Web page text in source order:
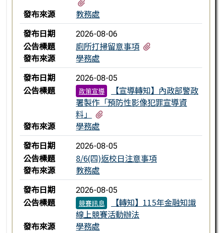
發布來源
教務處
發布日期
2026-08-06
公告標題 廁所打掃留意事項
發布來源
學務處
發布日期
2026-08-05
公告標題 政策宣導
【宣導轉知】內政部警政
署製作「預防性影像犯罪宣導資
料」
發布來源
學務處
發布日期
2026-08-05
公告標題
8/6(四)返校日注意事項
發布來源
教務處
發布日期
2026-08-05
公告標題 競賽訊息
【轉知】115年金融知識
線上競賽活動辦法
發布來源
學務處